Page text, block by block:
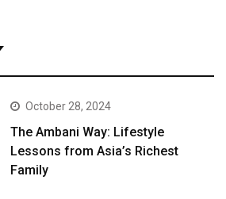
October 28, 2024
The Ambani Way: Lifestyle
Lessons from Asia’s Richest
Family